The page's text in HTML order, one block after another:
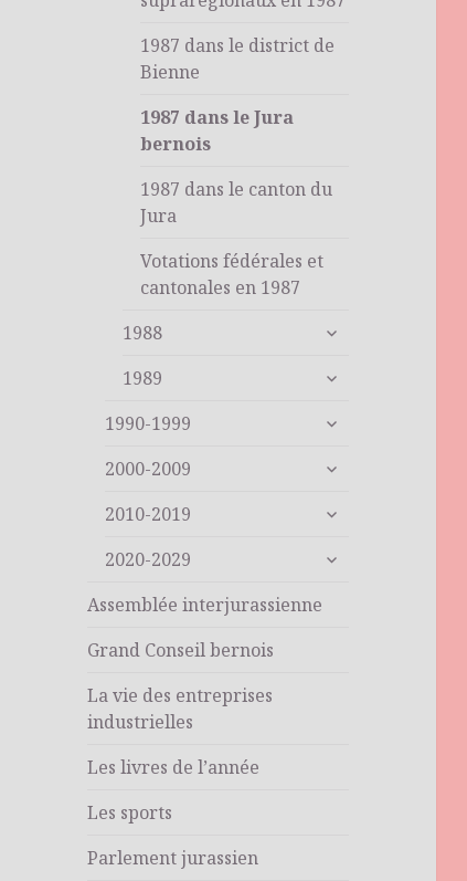
1987 dans le district de
Bienne
1987 dans le Jura
bernois
1987 dans le canton du
Jura
Votations fédérales et
cantonales en 1987
1988
ouvrir
sous-
1989
ouvrir
sous-
1990-1999
ouvrir
sous-
2000-2009
ouvrir
sous-
2010-2019
ouvrir
sous-
2020-2029
ouvrir
sous-
Assemblée interjurassienne
Grand Conseil bernois
La vie des entreprises
industrielles
Les livres de l’année
Les sports
Parlement jurassien